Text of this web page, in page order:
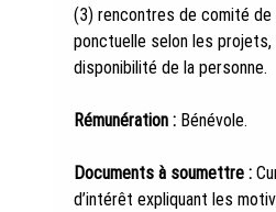
(3) rencontres de comité de
ponctuelle selon les
disponibilité de la personne.
Rémunération : Bénévole.
Documents à soumettre :
d’intérêt expliquant les